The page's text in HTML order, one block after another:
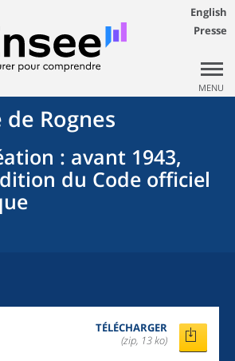
English
Presse
MENU
de Rognes
: avant 1943,
du Code officiel
TÉLÉCHARGER
(zip, 13 ko)